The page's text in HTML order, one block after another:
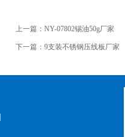
上一篇： NY-07802锡油50g厂家
下一篇： 9支装不锈钢压线板厂家